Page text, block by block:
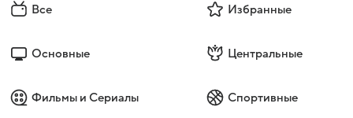
Все Избранные
Основные Центральные
Фильмы и Сериалы Спортивные